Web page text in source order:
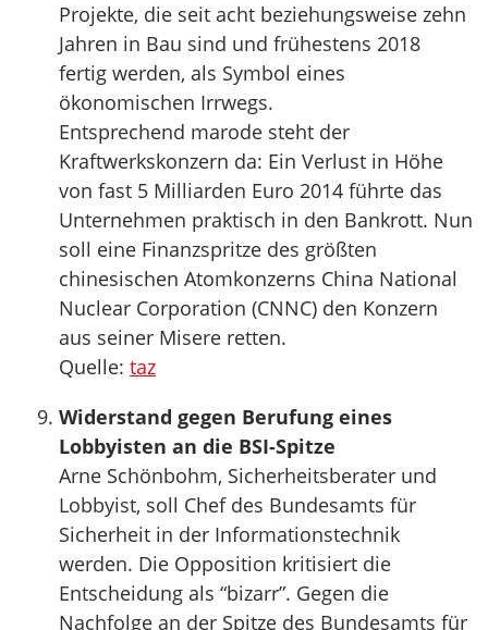
Projekte, die seit acht beziehungsweise zehn
Jahren in Bau sind und frühestens 2018
fertig werden, als Symbol eines
ökonomischen Irrwegs.
Entsprechend marode steht der
Kraftwerkskonzern da: Ein Verlust in Höhe
von fast 5 Milliarden Euro 2014 führte das
Unternehmen praktisch in den Bankrott. Nun
soll eine Finanzspritze des größten
chinesischen Atomkonzerns China National
Nuclear Corporation (CNNC) den Konzern
aus seiner Misere retten.
Quelle: taz
Widerstand gegen Berufung eines
Lobbyisten an die BSI-Spitze
Arne Schönbohm, Sicherheitsberater und
Lobbyist, soll Chef des Bundesamts für
Sicherheit in der Informationstechnik
werden. Die Opposition kritisiert die
Entscheidung als “bizarr”. Gegen die
Nachfolge an der Spitze des Bundesamts für